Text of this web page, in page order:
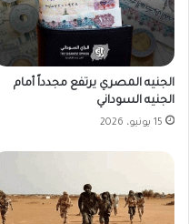
الجنيه المصري يرتفع مجدداً أمام
الجنيه السوداني
15 يونيو، 2026